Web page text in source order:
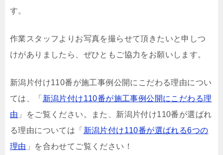
す。
作業スタッフよりお写真を撮らせて頂きたいと申しつ
けがありましたら、ぜひともご協力をお願いします。
新潟片付け110番が施工事例公開にこだわる理由につい
ては、「 新潟片付け110番が施工事例公開にこだわる理
由 」をご覧ください。また、新潟片付け110番が選ばれ
る理由については「 新潟片付け110番が選ばれる6つの
理由 」を合わせてご覧ください！